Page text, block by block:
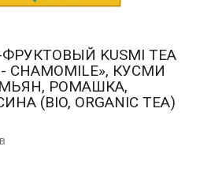
KUSMI TEA
CHAMOMILE», КУСМИ
РОМАШКА,
(BIO, ORGANIC TEA)